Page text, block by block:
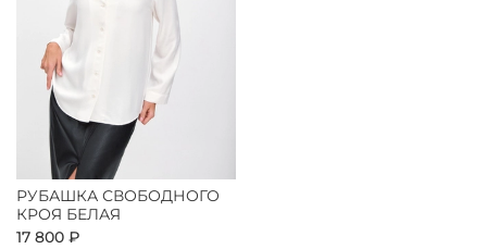
РУБАШКА СВОБОДНОГО
КРОЯ БЕЛАЯ
17 800 ₽